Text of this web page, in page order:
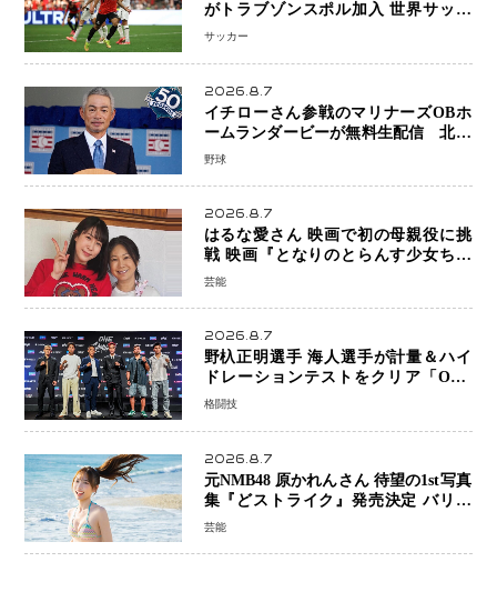
がトラブゾンスポル加入 世界サッカ
ーは「五大リーグ一強」から新時代へ
サッカー
2026.8.7
イチローさん参戦のマリナーズOBホ
ームランダービーが無料生配信 北米
ならではの“魅せる興行”に世界が注目
野球
2026.8.7
はるな愛さん 映画で初の母親役に挑
戦 映画『となりのとらんす少女ちゃ
ん』11月7日公開 未来の自分との対話
芸能
2026.8.7
野杁正明選手 海人選手が計量＆ハイ
ドレーションテストをクリア「ONE
SAMURAI 2」決戦へ万全の準備整う
格闘技
2026.8.7
元NMB48 原かれんさん 待望の1st写真
集『どストライク』発売決定 バリで
魅せる25歳の新境地
芸能